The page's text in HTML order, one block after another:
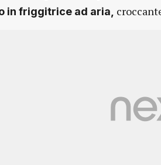
in friggitrice ad aria,